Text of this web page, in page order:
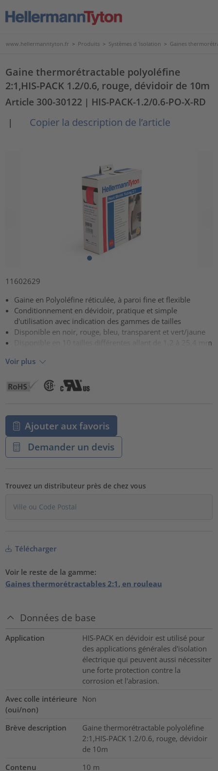
www.hellermanntyton.fr > Produits > Systèmes d 'isolation > Gaines
Gaine thermorétractable polyoléfine
2:1,HIS-PACK 1.2/0.6, rouge, dévidoir de 10m
Article 300-30122 | HIS-PACK-1.2/0.6-PO-X-RD
|
Copier la description de l’article
11602629
Gaine en Polyoléfine réticulée, à paroi fine et flexible
Conditionnement en dévidoir, pratique et simple
d'utilisation avec indication des gammes de tailles
Disponible en noir, rouge, bleu, transparent et vert/jaune
Disponible en 10 tailles différentes allant de 1,2 à 25,4 mm
Voir plus
Ajouter aux favoris
Demander un devis
Trouvez un distributeur près de chez vous
Télécharger
Voir le reste de la gamme:
Gaines thermorétractables 2:1, en rouleau
Données de base
Application
HIS-PACK en dévidoir est utilisé pour
des applications générales d'isolation
électrique qui peuvent aussi nécessiter
une forte protection contre la
corrosion et l'abrasion.
Avec colle intérieure
(oui/non)
Non
Brève description
Gaine thermorétractable polyoléfine
2:1,HIS-PACK 1.2/0.6, rouge, dévidoir
de 10m
Contenu
10 m